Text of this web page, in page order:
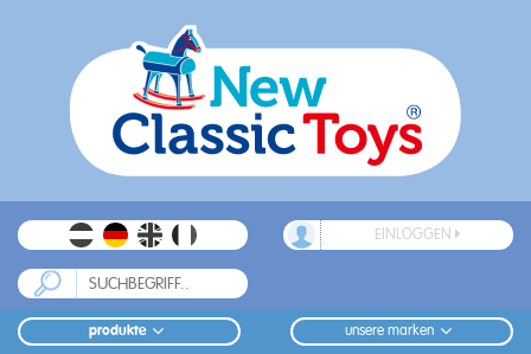
EINLOGGEN
produkte unsere marken